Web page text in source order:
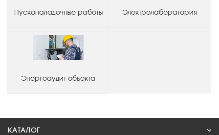
Пусконаладочные работы Электролаборатория
Энергоаудит объекта
КАТАЛОГ